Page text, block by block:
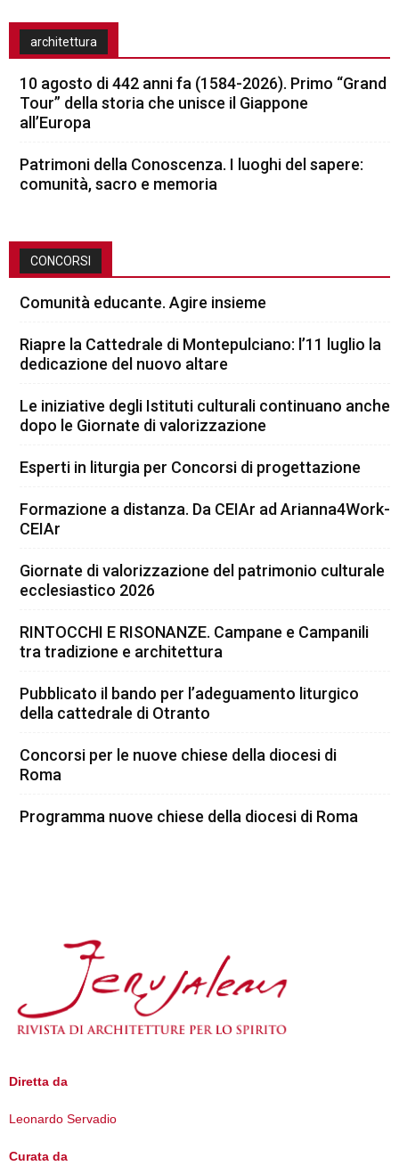
architettura
10 agosto di 442 anni fa (1584-2026). Primo “Grand
Tour” della storia che unisce il Giappone
all’Europa
Patrimoni della Conoscenza. I luoghi del sapere:
comunità, sacro e memoria
CONCORSI
Comunità educante. Agire insieme
Riapre la Cattedrale di Montepulciano: l’11 luglio la
dedicazione del nuovo altare
Le iniziative degli Istituti culturali continuano anche
dopo le Giornate di valorizzazione
Esperti in liturgia per Concorsi di progettazione
Formazione a distanza. Da CEIAr ad Arianna4Work-
CEIAr
Giornate di valorizzazione del patrimonio culturale
ecclesiastico 2026
RINTOCCHI E RISONANZE. Campane e Campanili
tra tradizione e architettura
Pubblicato il bando per l’adeguamento liturgico
della cattedrale di Otranto
Concorsi per le nuove chiese della diocesi di
Roma
Programma nuove chiese della diocesi di Roma
Diretta da
Leonardo Servadio
Curata da